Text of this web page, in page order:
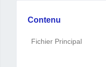
Contenu
Fichier Principal